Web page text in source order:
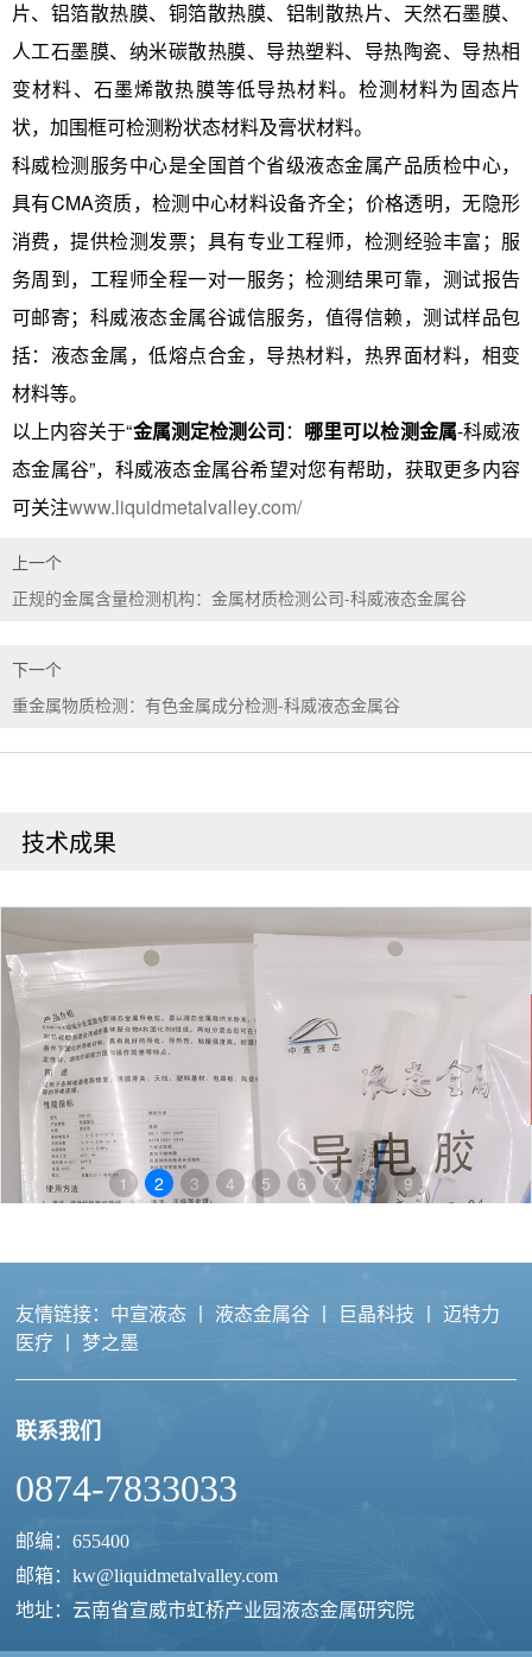
片、铝箔散热膜、铜箔散热膜、铝制散热片、天然石墨膜、
人工石墨膜、纳米碳散热膜、导热塑料、导热陶瓷、导热相
变材料、石墨烯散热膜等低导热材料。检测材料为固态片
状，加围框可检测粉状态材料及膏状材料。
科威检测服务中心是全国首个省级液态金属产品质检中心，
具有CMA资质，检测中心材料设备齐全；价格透明，无隐形
消费，提供检测发票；具有专业工程师，检测经验丰富；服
务周到，工程师全程一对一服务；检测结果可靠，测试报告
可邮寄；科威液态金属谷诚信服务，值得信赖，测试样品包
括：液态金属，低熔点合金，导热材料，热界面材料，相变
材料等。
以上内容关于“金属测定检测公司： 哪里可以检测金属-科威液
态金属谷”，科威液态金属谷希望对您有帮助，获取更多内容
可关注www.liquidmetalvalley.com/
上一个
正规的金属含量检测机构：金属材质检测公司-科威液态金属谷
下一个
重金属物质检测：有色金属成分检测-科威液态金属谷
技术成果
1 2 3 4 5 6 7 8 9
友情链接： 中宣液态 丨 液态金属谷 丨 巨晶科技 丨迈特力
医疗 丨 梦之墨
联系我们
0874-7833033
邮编：655400
邮箱：kw@liquidmetalvalley.com
地址：云南省宣威市虹桥产业园液态金属研究院
在
线
客
服